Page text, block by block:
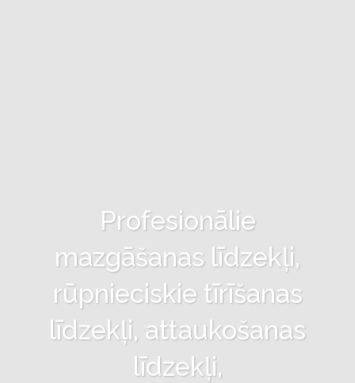
Profesionālie
mazgāšanas līdzekļi,
rūpnieciskie tīrīšanas
līdzekļi, attaukošanas
līdzekļi,